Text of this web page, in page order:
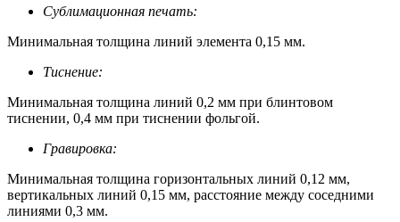
Сублимационная печать:
Минимальная толщина линий элемента 0,15 мм.
Тиснение:
Минимальная толщина линий 0,2 мм при блинтовом
тиснении, 0,4 мм при тиснении фольгой.
Гравировка:
Минимальная толщина горизонтальных линий 0,12 мм,
вертикальных линий 0,15 мм, расстояние между соседними
линиями 0,3 мм.